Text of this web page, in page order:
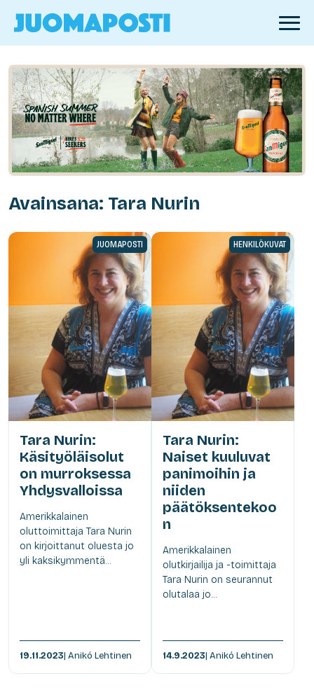
Avainsana: Tara Nurin
JUOMAPOSTI
Tara Nurin:
Käsityöläisolut
on murroksessa
Yhdysvalloissa
Amerikkalainen
oluttoimittaja Tara Nurin
on kirjoittanut oluesta jo
yli kaksikymmentä...
19.11.2023| Anikó Lehtinen
HENKILÖKUVAT
Tara Nurin:
Naiset kuuluvat
panimoihin ja
niiden
päätöksentekoo
n
Amerikkalainen
olutkirjailija ja -toimittaja
Tara Nurin on seurannut
olutalaa jo...
14.9.2023| Anikó Lehtinen